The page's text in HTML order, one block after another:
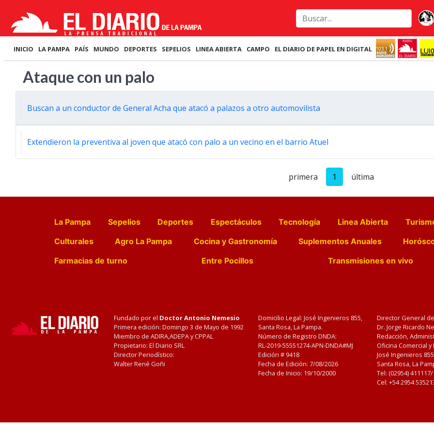
INICIO LA PAMPA PAÍS MUNDO DEPORTES SEPELIOS LINEA ABIERTA CAMPO EL DIARIO DE PAPEL EN DIGITAL
Ataque con un palo
Buscan a un conductor de General Acha que atacó a palazos a otro automovilista
Extendieron la preventiva al joven que atacó con palo a un vecino en el barrio Atuel
primera 1 última
La Pampa Sepelios Deportes Espectáculos Tecnología Linea Abierta
Culturales
Agro La Pampa Cocina y Gastronomía Suplementos Anuales
Farmacias de turno
Entre Pocillos Transmisiones en vivo
Fundado por el Doctor Antonio Nemesio
Primera edición: Domingo 3 de Mayo de 1992
Miembro de ADIRA,ADEPA y CPPAL
Propietario: El Diario SRL
Director Periodístico:
Walter René Goñi
Domicilio Legal: José Ingenieros 855,
Santa Rosa, La Pampa.
Número de Registro DNDA:
RL-2019-55551274-APN-DNDA#MJ
Edición # 9418
Fecha de Edición: 7/08/2026
Fecha de Inicio: 19/10/2000
Director General
Dr. Jorge Ricardo
Redacción,
Oficina Comercial
José Ingenieros
Santa Rosa, La
Tel: (02954)
Cel: +54 2954